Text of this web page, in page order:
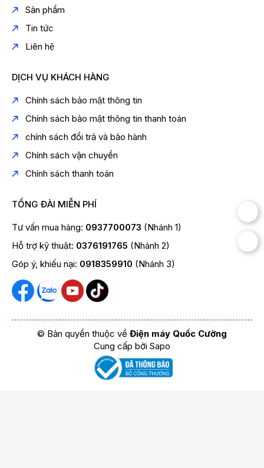
Sản phẩm
Tin tức
Liên hệ
DỊCH VỤ KHÁCH HÀNG
Chính sách bảo mật thông tin
Chính sách bảo mật thông tin thanh toán
chính sách đổi trả và bảo hành
Chính sách vận chuyển
Chính sách thanh toán
TỔNG ĐÀI MIỄN PHÍ
Tư vấn mua hàng: 0937700073 (Nhánh 1)
Hỗ trợ kỹ thuật: 0376191765 (Nhánh 2)
Góp ý, khiếu nại: 0918359910 (Nhánh 3)
© Bản quyền thuộc về Điện máy Quốc Cường
Cung cấp bởi Sapo